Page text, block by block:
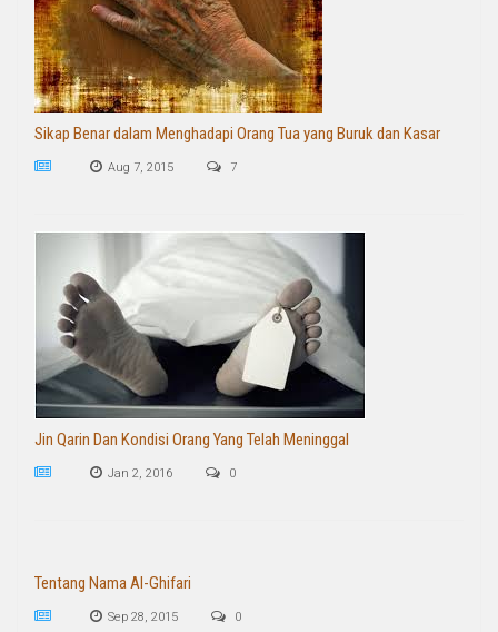
Sikap Benar dalam Menghadapi Orang Tua yang Buruk dan Kasar
Aug 7, 2015 7
Jin Qarin Dan Kondisi Orang Yang Telah Meninggal
Jan 2, 2016 0
Tentang Nama Al-Ghifari
Sep 28, 2015 0